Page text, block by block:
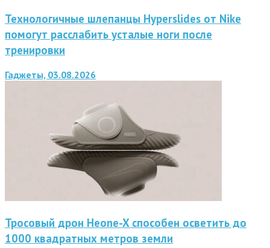
Технологичные шлепанцы Hyperslides от Nike
помогут расслабить усталые ноги после
тренировки
Гаджеты, 03.08.2026
Тросовый дрон Heone-X способен осветить до
1000 квадратных метров земли